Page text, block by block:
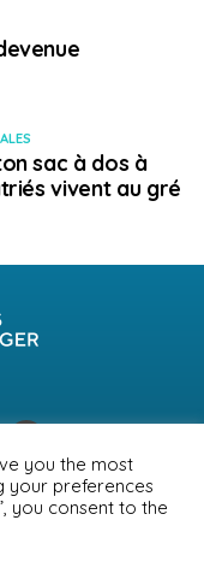
sac à dos à
vivent au gré
MENTIONS LÉGALES
you the most
your preferences
you consent to the